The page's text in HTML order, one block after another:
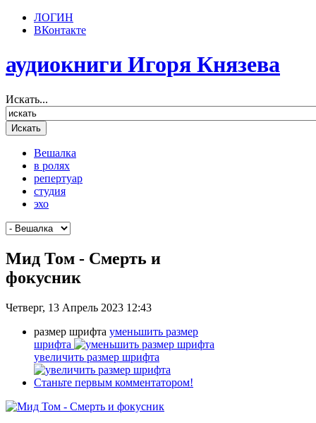
ЛОГИН
ВКонтакте
аудиокниги Игоря Князева
Искать...
Вешалка
в ролях
репертуар
студия
эхо
Мид Том - Смерть и
фокусник
Четверг, 13 Апрель 2023 12:43
размер шрифта уменьшить размер
шрифта
увеличить размер шрифта
Станьте первым комментатором!